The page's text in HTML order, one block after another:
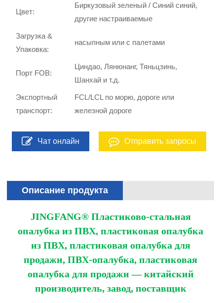
Цвет:
Биркузовый зеленый / Синий синий,
другие настраиваемые
Загрузка &
Упаковка:
насыпным или с палетами
Порт FOB:
Циндао, Лянюнанг, Тяньцзинь,
Шанхай и т.д.
Экспортный
транспорт:
FCL/LCL по морю, дороге или
железной дороге
Чат онлайн Отправить запросы
Описание продукта
JINGFANG® Пластиково-стальная
опалубка из ПВХ, пластиковая опалубка
из ПВХ, пластиковая опалубка для
продажи, ПВХ-опалубка, пластиковая
опалубка для продажи — китайский
производитель, завод, поставщик